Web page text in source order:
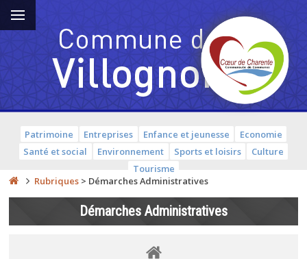
Patrimoine Entreprises Enfance et jeunesse
Economie
Santé et social
Environnement Sports et loisirs
Culture
Tourisme
Rubriques > Démarches Administratives
Démarches Administratives